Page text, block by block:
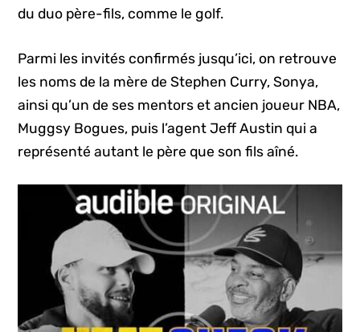
du duo père-fils, comme le golf.
Parmi les invités confirmés jusqu’ici, on retrouve
les noms de la mère de Stephen Curry, Sonya,
ainsi qu’un de ses mentors et ancien joueur NBA,
Muggsy Bogues, puis l’agent Jeff Austin qui a
représenté autant le père que son fils aîné.